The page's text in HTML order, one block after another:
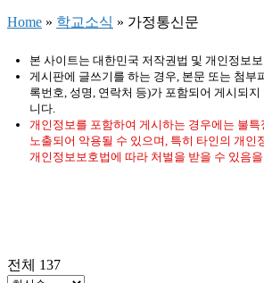
Home » 학교소식 » 가정통신문
본 사이트는 대한민국 저작권법 및 개인정보
게시판에 글쓰기를 하는 경우, 본문 또는 첨부
록번호, 성명, 연락처 등)가 포함되어 게시되
니다.
개인정보를 포함하여 게시하는 경우에는 불
노출되어 악용될 수 있으며, 특히 타인의 개인
개인정보보호법에 따라 처벌을 받을 수 있음
전체 137